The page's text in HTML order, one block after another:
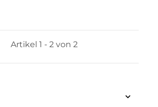
Artikel 1 - 2 von 2